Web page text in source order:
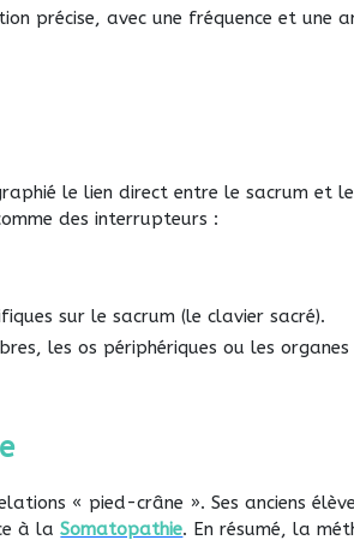
précise, avec une fréquence et une
le lien direct entre le sacrum et
des interrupteurs :
sur le sacrum (le clavier sacré).
les os périphériques ou les
« pied-crâne ». Ses anciens
à laSomatopathie. En résumé, la